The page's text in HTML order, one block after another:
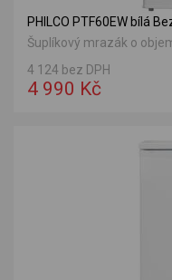
PHILCO PTF60EW bílá
Šuplíkový mrazák o
4 124 bez DPH
4 990 Kč